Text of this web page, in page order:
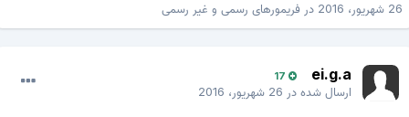
2016
درفریمورهای رسمی و غیر رسمی
ei.g.a
17
ارسال شده در26 شهریور، 2016